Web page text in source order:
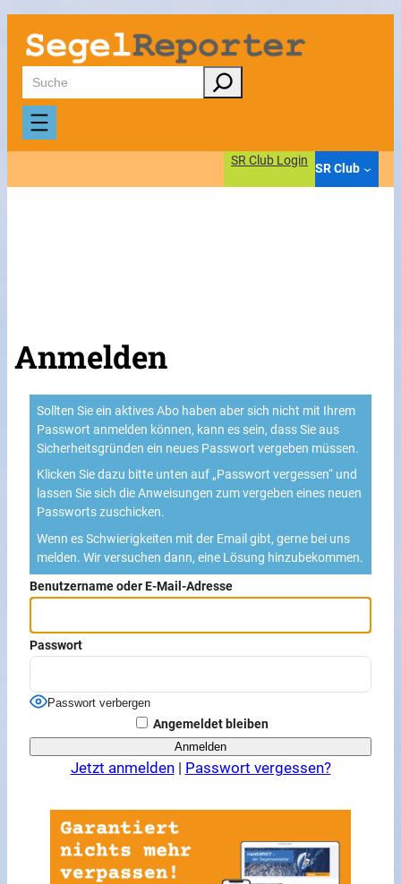
Suchen
SR Club Login
SR Club
Anmelden
Sollten Sie ein aktives Abo haben aber sich nicht mit Ihrem
Passwort anmelden können, kann es sein, dass Sie aus
Sicherheitsgründen ein neues Passwort vergeben müssen.
Klicken Sie dazu bitte unten auf „Passwort vergessen“ und
lassen Sie sich die Anweisungen zum vergeben eines neuen
Passworts zuschicken.
Wenn es Schwierigkeiten mit der Email gibt, gerne bei uns
melden. Wir versuchen dann, eine Lösung hinzubekommen.
Benutzername oder E-Mail-Adresse
Passwort
Passwort verbergen
Angemeldet bleiben
Jetzt anmelden| Passwort vergessen?